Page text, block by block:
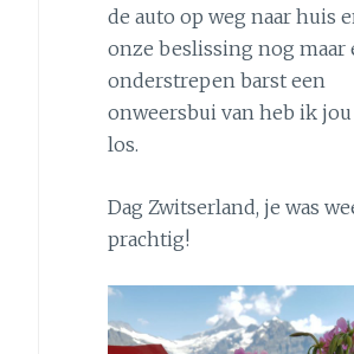
de auto op weg naar huis
onze beslissing nog maar
onderstrepen barst een
onweersbui van heb ik jou
los.
Dag Zwitserland, je was
prachtig!